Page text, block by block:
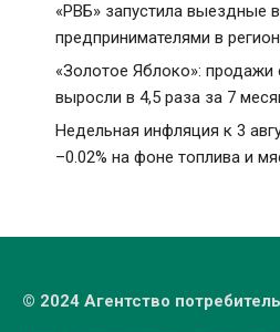
«РВБ» запустила выездные
предпринимателями в
«Золотое Яблоко»: продажи
выросли в 4,5 раза за 7
Недельная инфляция к 3
–0.02% на фоне топлива и
© 2024 Агентство